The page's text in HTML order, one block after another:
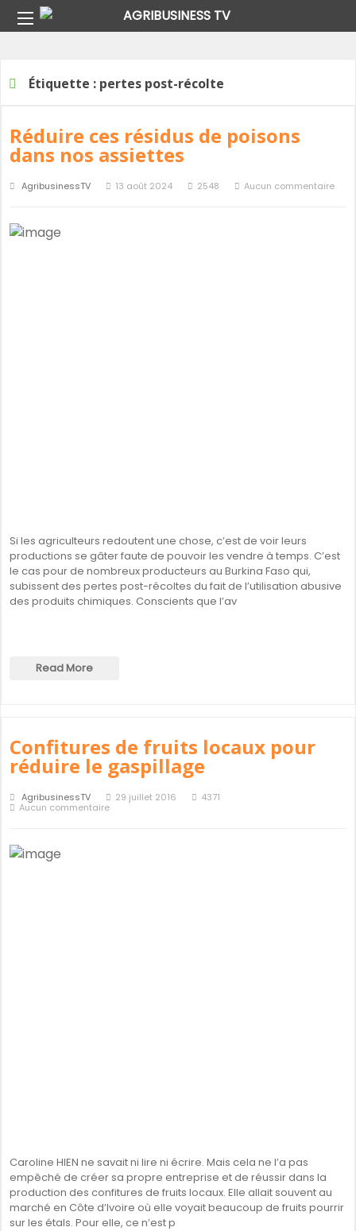
Étiquette :pertes post-récolte
Étiquette : pertes post-récolte
Réduire ces résidus de poisons
dans nos assiettes
AgribusinessTV 13 août 2024 2548 Aucun commentaire
Si les agriculteurs redoutent une chose, c’est de voir leurs
productions se gâter faute de pouvoir les vendre à temps. C’est
le cas pour de nombreux producteurs au Burkina Faso qui,
subissent des pertes post-récoltes du fait de l’utilisation abusive
des produits chimiques. Conscients que l’av
Read More
Confitures de fruits locaux pour
réduire le gaspillage
AgribusinessTV 29 juillet 2016
4371
Aucun commentaire
Caroline HIEN ne savait ni lire ni écrire. Mais cela ne l’a pas
empêché de créer sa propre entreprise et de réussir dans la
production des confitures de fruits locaux. Elle allait souvent au
marché en Côte d’Ivoire où elle voyait beaucoup de fruits pourrir
sur les étals. Pour elle, ce n’est p